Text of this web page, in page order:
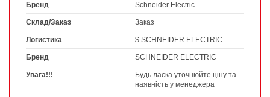
Бренд Schneider Electric
Склад/Заказ Заказ
Логистика $ SCHNEIDER ELECTRIC
Бренд SCHNEIDER ELECTRIC
Увага!!!
Будь ласка уточнюйте ціну та
наявність у менеджера